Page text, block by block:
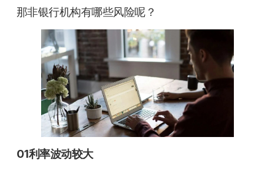
那非银行机构有哪些风险呢？
01利率波动较大